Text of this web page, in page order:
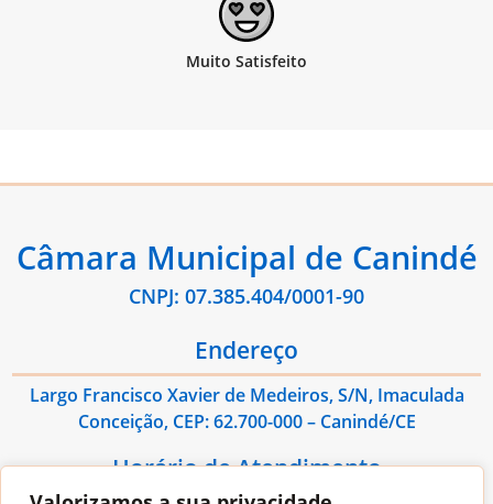
Câmara Municipal de Canindé
CNPJ: 07.385.404/0001-90
Endereço
Largo Francisco Xavier de Medeiros, S/N, Imaculada
Conceição, CEP: 62.700-000 – Canindé/CE
Horário de Atendimento